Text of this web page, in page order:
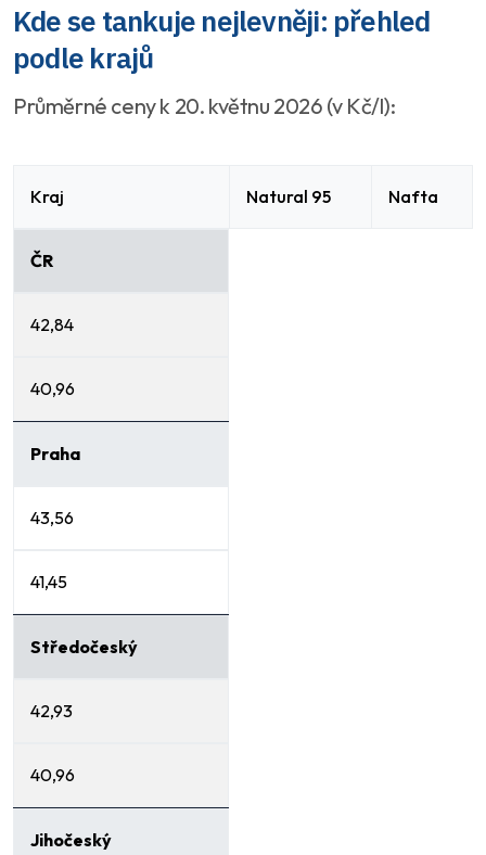
Kde se tankuje nejlevněji: přehled
podle krajů
Průměrné ceny k 20. květnu 2026 (v Kč/l):
Kraj Natural 95 Nafta
ČR
42,84
40,96
Praha
43,56
41,45
Středočeský
42,93
40,96
Jihočeský